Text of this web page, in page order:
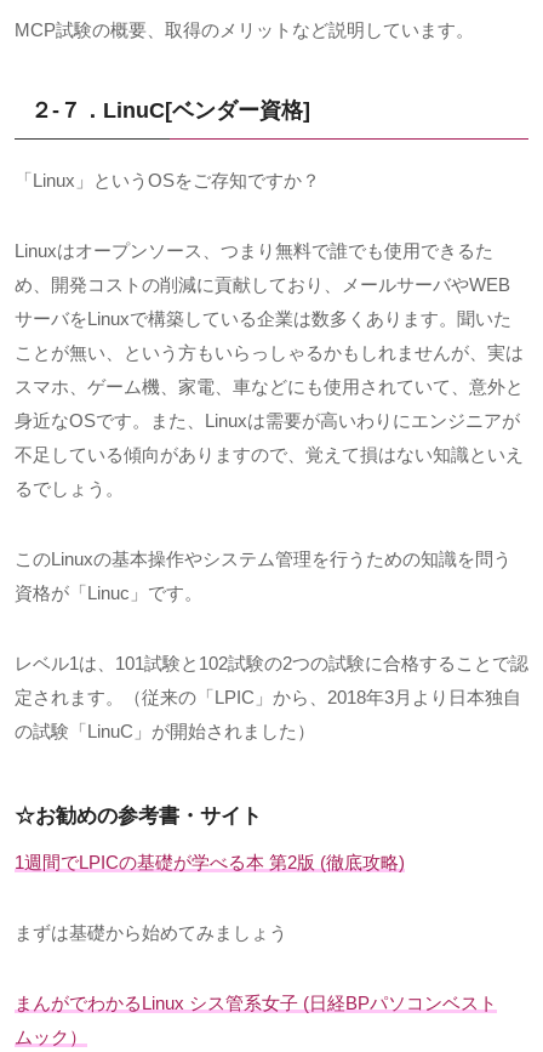
MCP試験の概要、取得のメリットなど説明しています。
２-７．LinuC[ベンダー資格]
「Linux 」という OSをご存知ですか？
Linuxはオープンソース、つまり無料で誰でも使用できるた
め、開発コストの削減に貢献しており、メールサーバやWEB
サーバをLinuxで構築している企業は数多くあります。聞いた
ことが無い、という方もいらっしゃるかもしれませんが、実は
スマホ、ゲーム機、家電、車などにも使用されていて、意外と
身近なOSです。また、 Linuxは需要が高いわりにエンジニアが
不足している傾向がありますので、覚えて損はない知識といえ
るでしょう。
このLinuxの基本操作やシステム管理を行うための知識を問う
資格が「Linuc 」です。
レベル1は、 101試験と 102試験の2つの試験に合格することで認
定されます。（従来の「LPIC 」から、 2018年3月より日本独自
の試験「LinuC 」が開始されました）
☆お勧めの参考書・サイト
1週間でLPICの基礎が学べる本 第2版 (徹底攻略)
まずは基礎から始めてみましょう
まんがでわかるLinux シス管系女子 (日経BPパソコンベスト
ムック）